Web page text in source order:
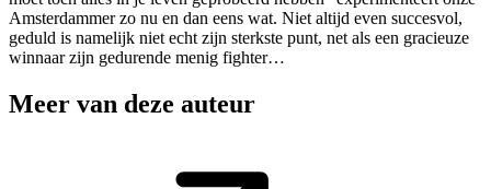
Amsterdammer zo nu en dan eens wat. Niet altijd even succesvol,
geduld is namelijk niet echt zijn sterkste punt, net als een gracieuze
winnaar zijn gedurende menig fighter…
Meer van deze auteur